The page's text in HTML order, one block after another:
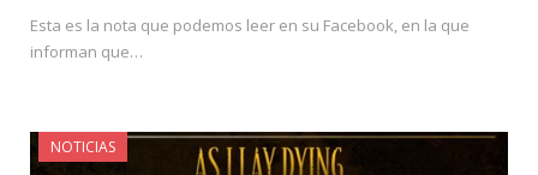
Esta es la nota que podemos leer en su Facebook, en la que
informan que…
NOTICIAS